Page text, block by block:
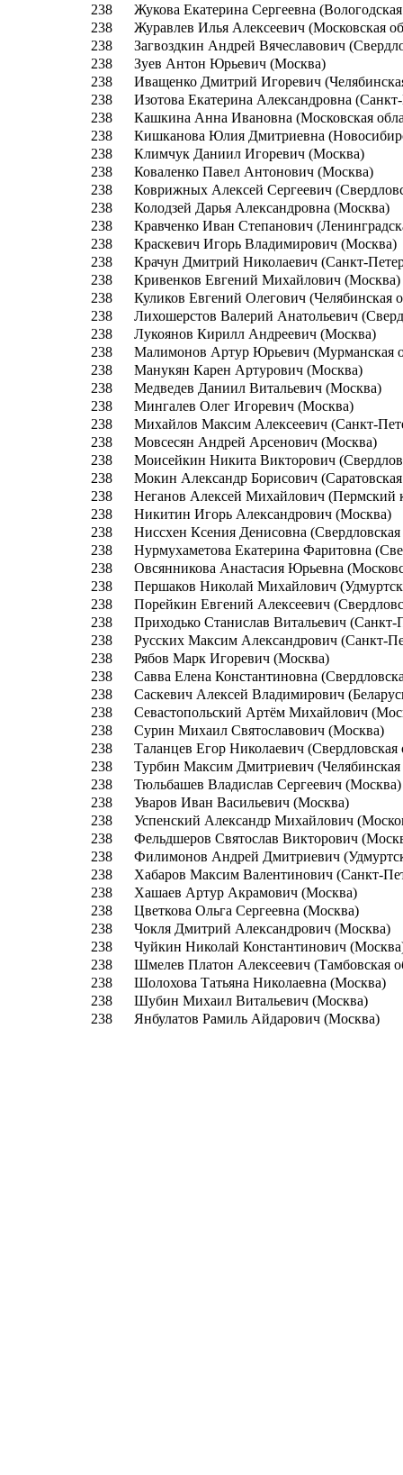
238
Жукова Екатерина Сергеевна
238
Журавлев Илья Алексеевич (Московская
238
Загвоздкин Андрей Вячеславович
238
Зуев Антон Юрьевич (Москва)
238
Иващенко Дмитрий Игоревич
238
Изотова Екатерина Александровна
238
Кашкина Анна Ивановна (Московская
238
Кишканова Юлия Дмитриевна
238
Климчук Даниил Игоревич (Москва)
238
Коваленко Павел Антонович (Москва)
238
Коврижных Алексей Сергеевич
238
Колодзей Дарья Александровна (Москва)
238
Кравченко Иван Степанович
238
Краскевич Игорь Владимирович (Москва)
238
Крачун Дмитрий Николаевич (Санкт-
238
Кривенков Евгений Михайлович (Москва)
238
Куликов Евгений Олегович (Челябинская
238
Лихошерстов Валерий Анатольевич
238
Лукоянов Кирилл Андреевич (Москва)
238
Малимонов Артур Юрьевич (Мурманская
238
Манукян Карен Артурович (Москва)
238
Медведев Даниил Витальевич (Москва)
238
Мингалев Олег Игоревич (Москва)
238
Михайлов Максим Алексеевич (Санкт-
238
Мовсесян Андрей Арсенович (Москва)
238
Моисейкин Никита Викторович
238
Мокин Александр Борисович (Саратовская
238
Неганов Алексей Михайлович (Пермский
238
Никитин Игорь Александрович (Москва)
238
Ниссхен Ксения Денисовна (Свердловская
238
Нурмухаметова Екатерина Фаритовна
238
Овсянникова Анастасия Юрьевна
238
Першаков Николай Михайлович
238
Порейкин Евгений Алексеевич
238
Приходько Станислав Витальевич (Санкт-
238
Русских Максим Александрович (Санкт-
238
Рябов Марк Игоревич (Москва)
238
Савва Елена Константиновна
238
Саскевич Алексей Владимирович
238
Севастопольский Артём Михайлович
238
Сурин Михаил Святославович (Москва)
238
Таланцев Егор Николаевич (Свердловская
238
Турбин Максим Дмитриевич (Челябинская
238
Тюльбашев Владислав Сергеевич (Москва)
238
Уваров Иван Васильевич (Москва)
238
Успенский Александр Михайлович
238
Фельдшеров Святослав Викторович
238
Филимонов Андрей Дмитриевич
238
Хабаров Максим Валентинович (Санкт-
238
Хашаев Артур Акрамович (Москва)
238
Цветкова Ольга Сергеевна (Москва)
238
Чокля Дмитрий Александрович (Москва)
238
Чуйкин Николай Константинович
238
Шмелев Платон Алексеевич (Тамбовская
238
Шолохова Татьяна Николаевна (Москва)
238
Шубин Михаил Витальевич (Москва)
238
Янбулатов Рамиль Айдарович (Москва)